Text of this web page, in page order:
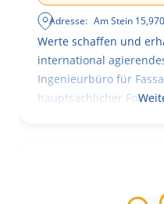
Adresse: Am Stein 15,
Werte schaffen und
international
Ingenieurbüro für
hauptsächlicher Fokus